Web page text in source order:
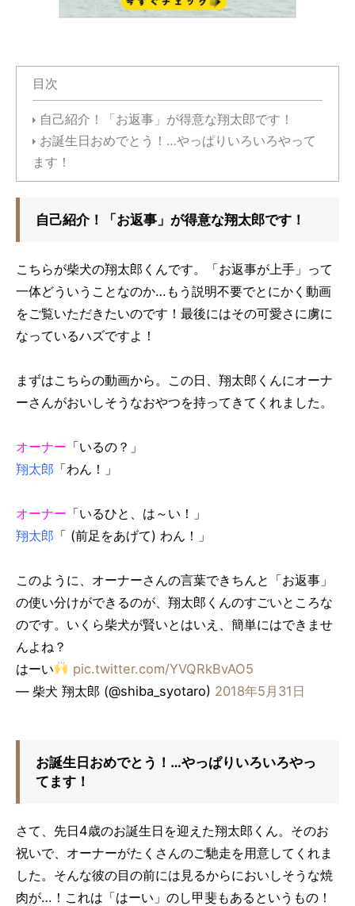
目次
自己紹介！「お返事」が得意な翔太郎です！
お誕生日おめでとう！…やっぱりいろいろやって
ます！
自己紹介！「お返事」が得意な翔太郎です！
こちらが柴犬の翔太郎くんです。「お返事が上手」って
一体どういうことなのか…もう説明不要でとにかく動画
をご覧いただきたいのです！最後にはその可愛さに虜に
なっているハズですよ！
まずはこちらの動画から。この日、翔太郎くんにオーナ
ーさんがおいしそうなおやつを持ってきてくれました。
オーナー 「いるの？」
翔太郎 「わん！」
オーナー 「いるひと、は～い！」
翔太郎 「 (前足をあげて) わん！」
このように、オーナーさんの言葉できちんと「お返事」
の使い分けができるのが、翔太郎くんのすごいところな
のです。いくら柴犬が賢いとはいえ、簡単にはできませ
んよね？
はーい
pic.twitter.com/YVQRkBvAO5
— 柴犬 翔太郎 (@shiba_syotaro) 2018年5月31日
お誕生日おめでとう！…やっぱりいろいろやっ
てます！
さて、先日4歳のお誕生日を迎えた翔太郎くん。そのお
祝いで、オーナーがたくさんのご馳走を用意してくれま
した。そんな彼の目の前には見るからにおいしそうな焼
肉が…！これは「はーい」のし甲斐もあるというもの！